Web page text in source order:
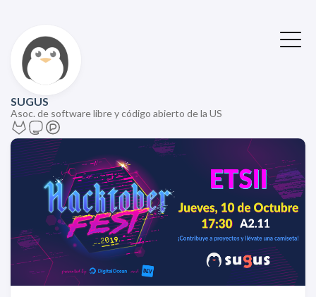
SUGUS
Asoc. de software libre y código abierto de la US